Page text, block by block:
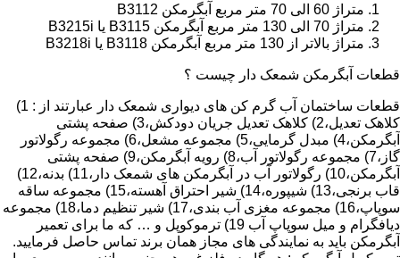
متراژ 60 الی 70 متر مربع آبگرمکن B3112
متراژ 70 الی 130 متر مربع آبگرمکن B3115 یا B3215i
متراژ بالاتر از 130 متر مربع آبگرمکن B3118 یا B3218i
قطعات آبگرمکن شمعک دار چیست ؟
قطعات ساختمان آب گرم کن های دیواری شمعک دار عبارتند از : 1)
کلاهک تعدیل،2) کلاهک تعدیل جریان دودکش،3) صفحه پشتی
آبگرمکن،4) مبدل گرمایی،5) مجموعه مشعل،6) مجموعه رگولاتور
گاز،7) مجموعه رگولاتور آب،8) رویه آبگرمکن،9) صفحه پشتی
آبگرمکن،10) رگولاتور آب در آبگرمکن های شمعک دار،11) بدنه،12)
قاب برنجی،13) شیپوره،14) شیر احتراق آهسته،15) مجموعه ساقه
سوپاپ،16) مجموعه مغزی آب بندی،17) شیر تنظیم دما،18) مجموعه
دیافگرام و میل سوپاپ آب 19) ترموکوپل و … که ما برای تعمیر
آبگرمکن باید به نمایندگی های مجاز همان برند تماس حاصل فرمایید.